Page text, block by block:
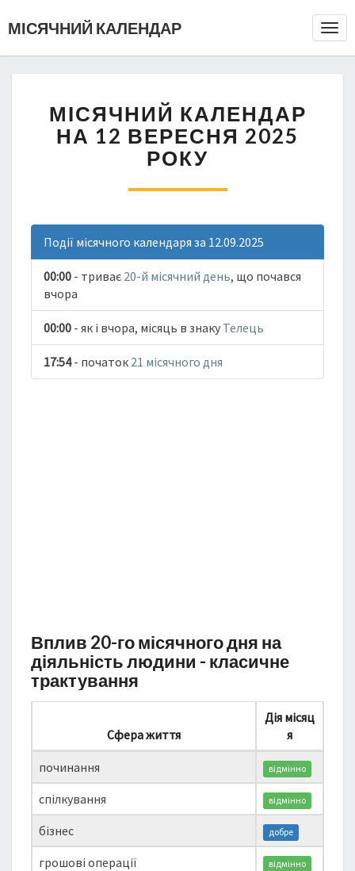
МІСЯЧНИЙ КАЛЕНДАР
МІСЯЧНИЙ КАЛЕНДАР
НА 12 ВЕРЕСНЯ 2025
РОКУ
Події місячного календаря за 12.09.2025
00:00 - триває 20-й місячний день, що почався
вчора
00:00 - як і вчора, місяць в знаку Телець
17:54- початок 21 місячного дня
Вплив 20-го місячного дня на
діяльність людини - класичне
трактування
Сфера життя
Дія місяц
я
починання відмінно
спілкування відмінно
бізнес добре
грошові операції відмінно